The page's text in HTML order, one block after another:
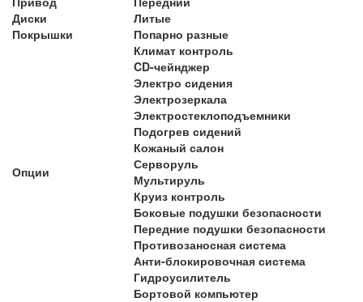
Диски
Литые
Покрышки
Попарно разные
Опции
Климат контроль
CD-чейнджер
Электро сидения
Электрозеркала
Электростеклоподъемники
Подогрев сидений
Кожаный салон
Серворуль
Мультируль
Круиз контроль
Боковые подушки безопасности
Передние подушки безопасности
Противозаносная система
Анти-блокировочная система
Гидроусилитель
Бортовой компьютер